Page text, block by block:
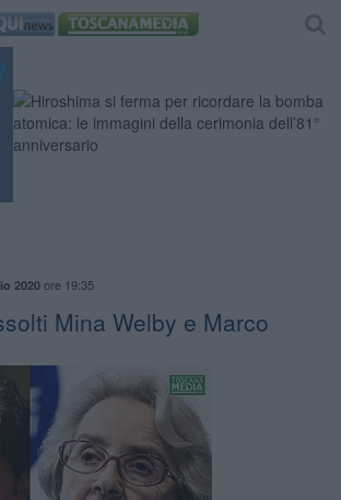
2020ore 19:35
Mina Welby e Marco